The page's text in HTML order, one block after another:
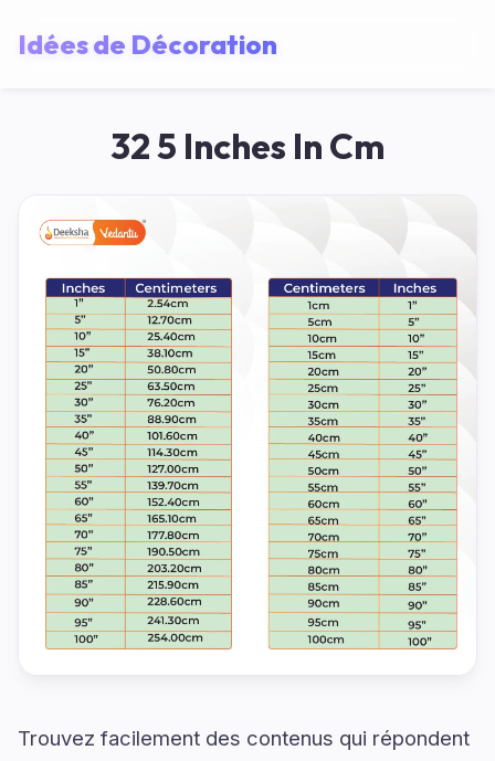
Idées de Décoration
32 5 Inches In Cm
Trouvez facilement des contenus qui répondent